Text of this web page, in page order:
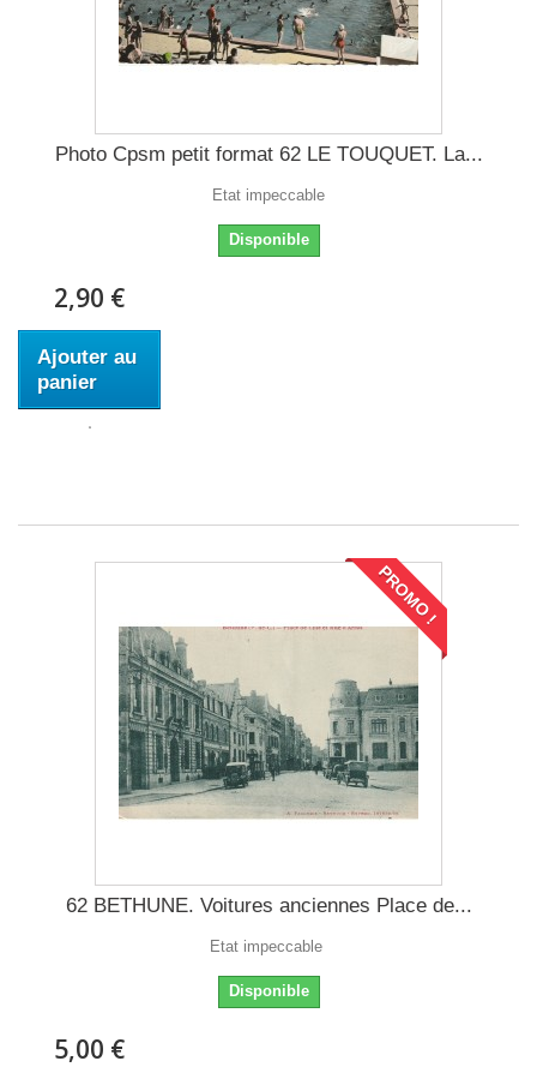
Photo Cpsm petit format 62 LE TOUQUET. La...
Etat impeccable
Disponible
2,90 €
Ajouter au
panier
PROMO !
62 BETHUNE. Voitures anciennes Place de...
Etat impeccable
Disponible
5,00 €